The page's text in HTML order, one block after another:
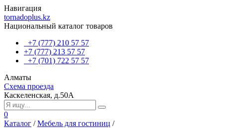
Навигация
tornadoplus.kz
Национальный каталог товаров
+7 (777) 210 57 57
+7 (777) 213 57 57
+7 (701) 722 57 57
Алматы
Схема проезда
Каскеленская, д.50А
0
Каталог /Мебель для гостиниц /